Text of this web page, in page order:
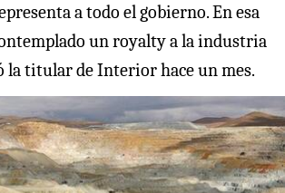
a todo el gobierno. En esa
un royalty a la industria
la titular de Interior hace un mes.